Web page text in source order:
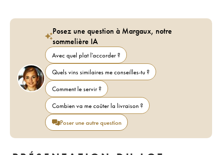
Posez une question à Margaux, notre
sommelière IA
Avec quel plat l'accorder ?
Quels vins similaires me conseilles-tu ?
Comment le servir ?
Combien va me coûter la livraison ?
Poser une autre question